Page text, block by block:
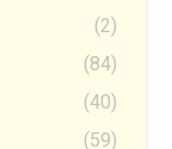
(2)
(84)
(40)
(59)